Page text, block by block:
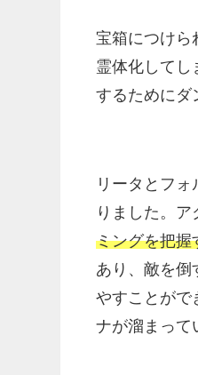
宝箱につけら
霊体化してし
するためにダ
リータとフ
りました。
ミングを把握
あり、敵を倒
やすことがで
ナが溜まって